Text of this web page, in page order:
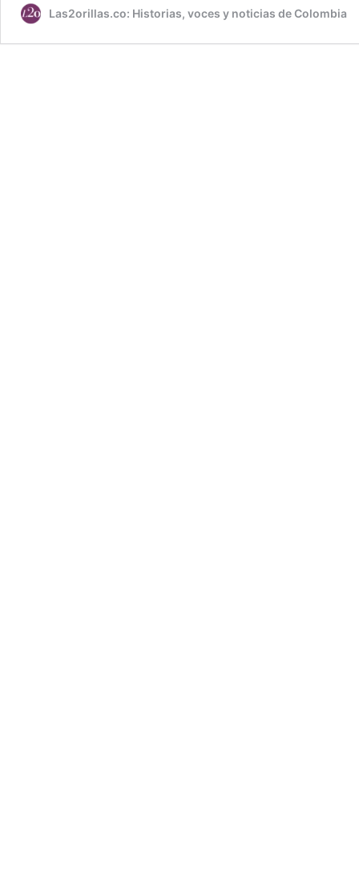
Las2orillas.co: Historias, voces y noticias de Colombia